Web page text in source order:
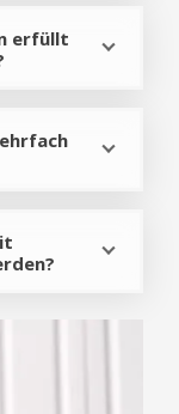
erfüllt